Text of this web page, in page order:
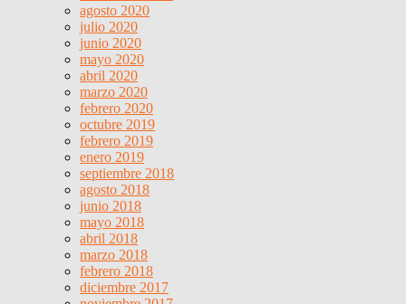
agosto 2020
julio 2020
junio 2020
mayo 2020
abril 2020
marzo 2020
febrero 2020
octubre 2019
febrero 2019
enero 2019
septiembre 2018
agosto 2018
junio 2018
mayo 2018
abril 2018
marzo 2018
febrero 2018
diciembre 2017